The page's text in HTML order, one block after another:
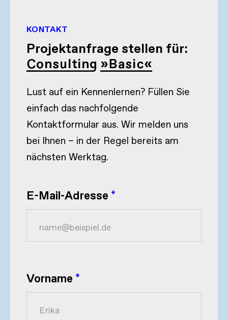
KONTAKT
Projektanfrage stellen für:
Consulting »Basic«
Lust auf ein Kennenlernen? Füllen Sie
einfach das nachfolgende
Kontaktformular aus. Wir melden uns
bei Ihnen – in der Regel bereits am
nächsten Werktag.
E-Mail-Adresse *
Vorname *